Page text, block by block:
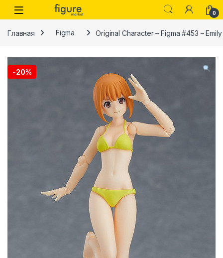
Перейти к навигации
Перейти к контенту
0
Главная Figma Original Character – Figma #453 –
-20%